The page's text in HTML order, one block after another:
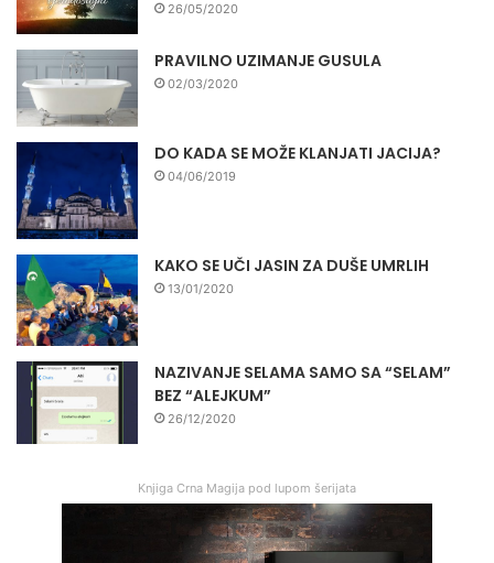
26/05/2020
PRAVILNO UZIMANJE GUSULA
02/03/2020
DO KADA SE MOŽE KLANJATI JACIJA?
04/06/2019
KAKO SE UČI JASIN ZA DUŠE UMRLIH
13/01/2020
NAZIVANJE SELAMA SAMO SA “SELAM”
BEZ “ALEJKUM”
26/12/2020
Knjiga Crna Magija pod lupom šerijata